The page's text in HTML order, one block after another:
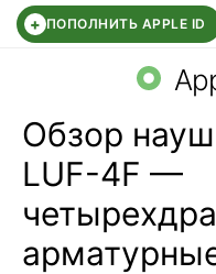
+ ПОПОЛНИТЬ APPLE ID
СБЕР КИДС ВТБ
Обзор
LUF-4F —